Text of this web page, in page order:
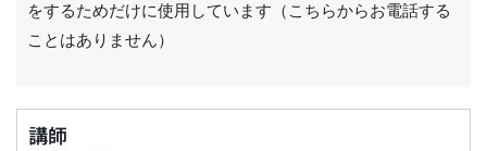
をするためだけに使用しています（こちらからお電話する
ことはありません）
講師